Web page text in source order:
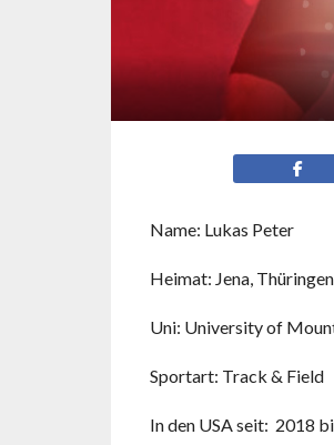
Name: Lukas Peter
Heimat: Jena, Thüringen
Uni: University of
Sportart: Track & Field
In den USA seit: 2018